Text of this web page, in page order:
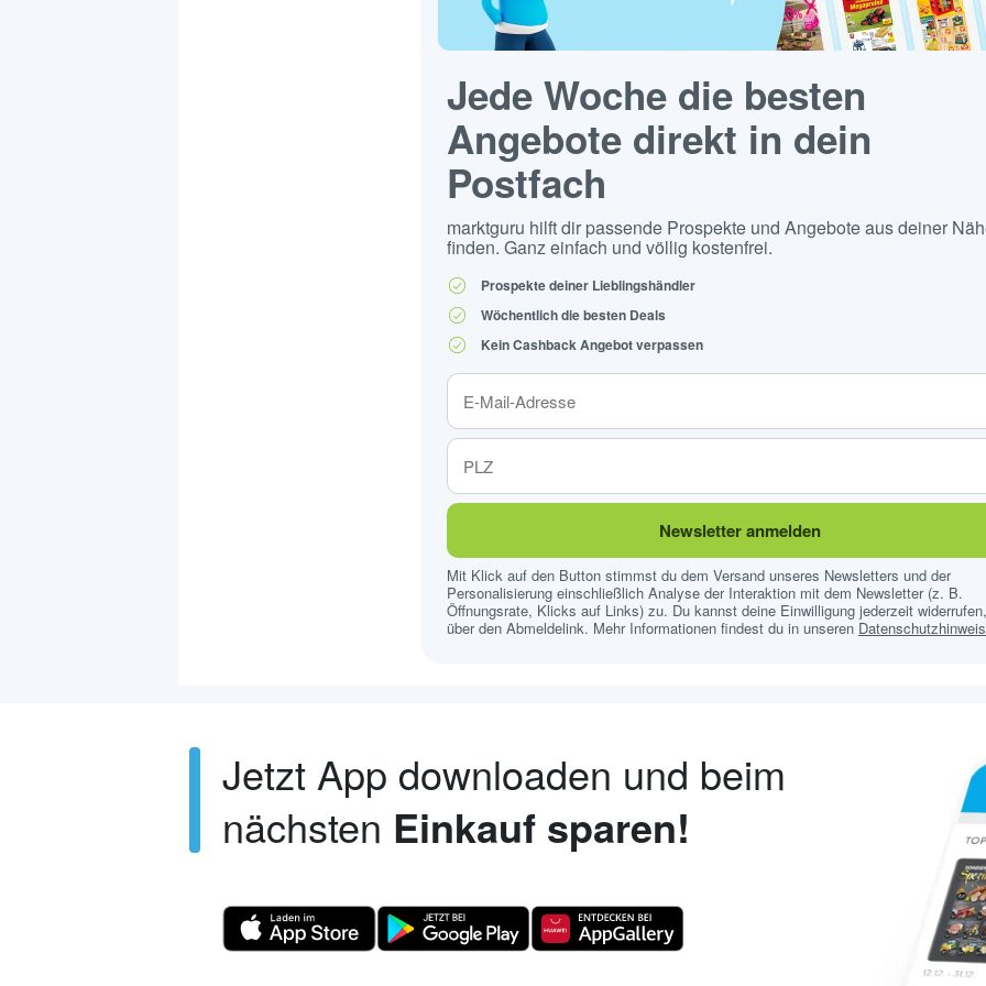
Jede Woche die besten
Angebote direkt in dein
Postfach
marktguru hilft dir passende Prospekte und Angebote aus deiner
finden. Ganz einfach und völlig kostenfrei.
Prospekte deiner Lieblingshändler
Wöchentlich die besten Deals
Kein Cashback Angebot verpassen
Newsletter anmelden
Mit Klick auf den Button stimmst du dem Versand unseres Newsletters und der
Personalisierung einschließlich Analyse der Interaktion mit dem Newsletter (z. B.
Öffnungsrate, Klicks auf Links) zu. Du kannst deine Einwilligung jederzeit
über den Abmeldelink. Mehr Informationen findest du in unseren
Jetzt App downloaden und beim
nächsten Einkauf sparen!